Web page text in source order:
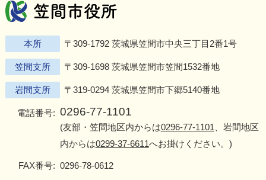
本所 〒309-1792 茨城県笠間市中央三丁目2番1号
笠間支所 〒309-1698 茨城県笠間市笠間1532番地
岩間支所 〒319-0294 茨城県笠間市下郷5140番地
電話番号: 0296-77-1101
(友部・笠間地区内からは0296-77-1101 、岩間地区
内からは0299-37-6611へお掛けください。)
FAX番号: 0296-78-0612